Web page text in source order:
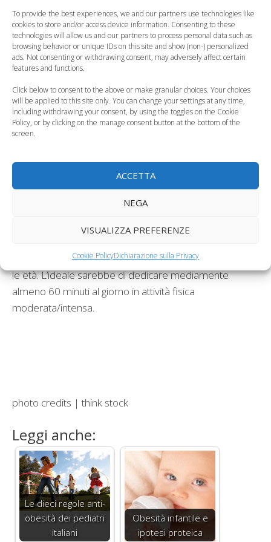
To provide the best experiences, we and our partners use technologies like
cookies to store and/or access device information. Consenting to these
technologies will allow us and our partners to process personal data such as
browsing behavior or unique IDs on this site and show (non-) personalized
ads. Not consenting or withdrawing consent, may adversely affect certain
features and functions.
Click below to consent to the above or make granular choices. Your choices
will be applied to this site only. You can change your settings at any time,
including withdrawing your consent, by using the toggles on the Cookie
Policy, or by clicking on the manage consent button at the bottom of the
screen.
ACCETTA
NEGA
VISUALIZZA PREFERENZE
Cookie PolicyDichiarazione sulla Privacy
Per tutta la vita
Seguire un’alimentazione a bassa densità
calorica, basata sui principi delladieta
mediterranea ricca di prodotti vegetali e a moderato
un sano metabolismo riducendo l’infiammazione
sovrappeso e l’obesità e migliora il metabolismo a tutte
le età. L’ideale sarebbe di dedicare mediamente
almeno 60 minuti al giorno in attività fisica
moderata/intensa.
photo credits | think stock
Leggi anche:
Le dieci regole anti-
obesità dei pediatri
italiani
Obesità infantile e
ipotesi proteica